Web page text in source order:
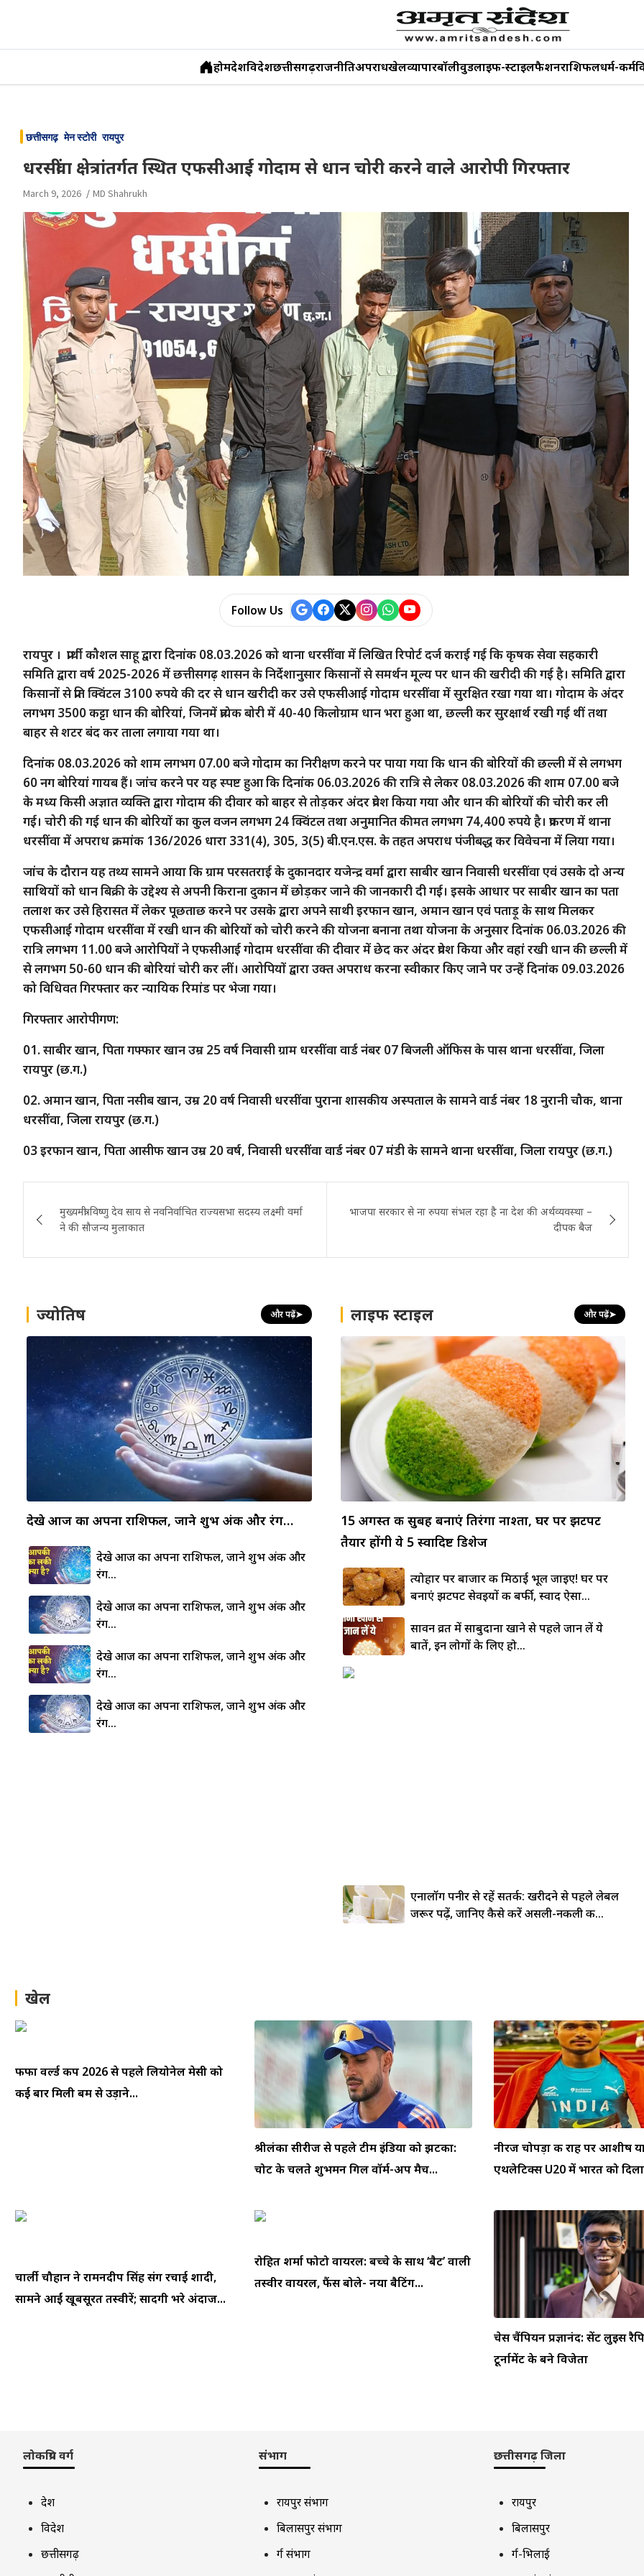
content
होमदेशविदेशछत्तीसगढ़राजनीतिअपराधखेलव्यापारबॉलीवुडलाइफ-स्टाइलफैशनराशिफलधर्म-कर्म
छत्तीसगढ़ मेन स्टोरी रायपुर
धरसींवा क्षेत्रांतर्गत स्थित एफसीआई गोदाम से धान चोरी करने वाले आरोपी गिरफ्तार
March 9, 2026 MD Shahrukh
Follow Us
रायपुर । प्रार्थी कौशल साहू द्वारा दिनांक 08.03.2026 को थाना धरसींवा में लिखित रिपोर्ट दर्ज कराई गई कि कृषक सेवा सहकारी
समिति द्वारा वर्ष 2025-2026 में छत्तीसगढ़ शासन के निर्देशानुसार किसानों से समर्थन मूल्य पर धान की खरीदी की गई है। समिति द्वारा
किसानों से प्रति क्विंटल 3100 रुपये की दर से धान खरीदी कर उसे एफसीआई गोदाम धरसींवा में सुरक्षित रखा गया था। गोदाम के अंदर
लगभग 3500 कट्टा धान की बोरियां, जिनमें प्रत्येक बोरी में 40-40 किलोग्राम धान भरा हुआ था, छल्ली कर सुरक्षार्थ रखी गई थीं तथा
बाहर से शटर बंद कर ताला लगाया गया था।
दिनांक 08.03.2026 को शाम लगभग 07.00 बजे गोदाम का निरीक्षण करने पर पाया गया कि धान की बोरियों की छल्ली में से लगभग
60 नग बोरियां गायब हैं। जांच करने पर यह स्पष्ट हुआ कि दिनांक 06.03.2026 की रात्रि से लेकर 08.03.2026 की शाम 07.00 बजे
के मध्य किसी अज्ञात व्यक्ति द्वारा गोदाम की दीवार को बाहर से तोड़कर अंदर प्रवेश किया गया और धान की बोरियों की चोरी कर ली
गई। चोरी की गई धान की बोरियों का कुल वजन लगभग 24 क्विंटल तथा अनुमानित कीमत लगभग 74,400 रुपये है। प्रकरण में थाना
धरसींवा में अपराध क्रमांक 136/2026 धारा 331(4), 305, 3(5) बी.एन.एस. के तहत अपराध पंजीबद्ध कर विवेचना में लिया गया।
जांच के दौरान यह तथ्य सामने आया कि ग्राम परसतराई के दुकानदार यजेन्द्र वर्मा द्वारा साबीर खान निवासी धरसींवा एवं उसके दो अन्य
साथियों को धान बिक्री के उद्देश्य से अपनी किराना दुकान में छोड़कर जाने की जानकारी दी गई। इसके आधार पर साबीर खान का पता
तलाश कर उसे हिरासत में लेकर पूछताछ करने पर उसके द्वारा अपने साथी इरफान खान, अमान खान एवं पताड़ू के साथ मिलकर
एफसीआई गोदाम धरसींवा में रखी धान की बोरियों को चोरी करने की योजना बनाना तथा योजना के अनुसार दिनांक 06.03.2026 की
रात्रि लगभग 11.00 बजे आरोपियों ने एफसीआई गोदाम धरसींवा की दीवार में छेद कर अंदर प्रवेश किया और वहां रखी धान की छल्ली में
से लगभग 50-60 धान की बोरियां चोरी कर लीं। आरोपियों द्वारा उक्त अपराध करना स्वीकार किए जाने पर उन्हें दिनांक 09.03.2026
को विधिवत गिरफ्तार कर न्यायिक रिमांड पर भेजा गया।
गिरफ्तार आरोपीगण:
01. साबीर खान, पिता गफ्फार खान उम्र 25 वर्ष निवासी ग्राम धरसींवा वार्ड नंबर 07 बिजली ऑफिस के पास थाना धरसींवा, जिला
रायपुर (छ.ग.)
02. अमान खान, पिता नसीब खान, उम्र 20 वर्ष निवासी धरसींवा पुराना शासकीय अस्पताल के सामने वार्ड नंबर 18 नुरानी चौक, थाना
धरसींवा, जिला रायपुर (छ.ग.)
03 इरफान खान, पिता आसीफ खान उम्र 20 वर्ष, निवासी धरसींवा वार्ड नंबर 07 मंडी के सामने थाना धरसींवा, जिला रायपुर (छ.ग.)
navigation
मुख्यमंत्री विष्णु देव साय से नवनिर्वाचित राज्यसभा सदस्य लक्ष्मी वर्मा
ने की सौजन्य मुलाकात
भाजपा सरकार से ना रुपया संभल रहा है ना देश की अर्थव्यवस्था –
दीपक बैज
ज्योतिष और पढ़ें➤
देखे आज का अपना राशिफल, जाने शुभ अंक और रंग…
देखे आज का अपना राशिफल, जाने शुभ अंक और
रंग…
देखे आज का अपना राशिफल, जाने शुभ अंक और
रंग…
देखे आज का अपना राशिफल, जाने शुभ अंक और
रंग…
देखे आज का अपना राशिफल, जाने शुभ अंक और
रंग…
लाइफ स्टाइल और पढ़ें➤
15 अगस्त की सुबह बनाएं तिरंगा नाश्ता, घर पर झटपट
तैयार होंगी ये 5 स्वादिष्ट डिशेज
त्योहार पर बाजार की मिठाई भूल जाइए! घर पर
बनाएं झटपट सेवइयों की बर्फी, स्वाद ऐसा...
सावन व्रत में साबुदाना खाने से पहले जान लें ये
बातें, इन लोगों के लिए हो...
एनालॉग पनीर से रहें सतर्क: खरीदने से पहले लेबल
जरूर पढ़ें, जानिए कैसे करें असली-नकली की...
खेल
फीफा वर्ल्ड कप 2026 से पहले लियोनेल मेसी को
कई बार मिली बम से उड़ाने...
श्रीलंका सीरीज से पहले टीम इंडिया को झटका:
चोट के चलते शुभमन गिल वॉर्म-अप मैच...
नीरज चोपड़ा की राह पर आशीष
एथलेटिक्स U20 में भारत को
चार्ली चौहान ने रामनदीप सिंह संग रचाई शादी,
सामने आईं खूबसूरत तस्वीरें; सादगी भरे अंदाज...
रोहित शर्मा फोटो वायरल: बच्चे के साथ ‘बैट’ वाली
तस्वीर वायरल, फैंस बोले- नया बैटिंग...
चेस चैंपियन प्रज्ञानंद: सेंट लुइस
टूर्नामेंट के बने विजेता
लोकप्रिय वर्ग
देश
विदेश
छत्तीसगढ़
संभाग
रायपुर संभाग
बिलासपुर संभाग
दुर्ग संभाग
छत्तीसगढ़ जिला
रायपुर
बिलासपुर
दुर्ग-भिलाई